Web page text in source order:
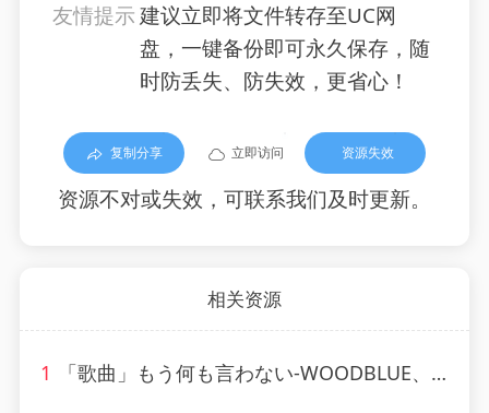
友情提示建议立即将文件转存至UC网
盘，一键备份即可永久保存，随
时防丢失、防失效，更省心！
复制分享 立即访问 资源失效
资源不对或失效，可联系我们及时更新。
相关资源
1 「歌曲」もう何も言わない-WOODBLUE、kenji Ushigome